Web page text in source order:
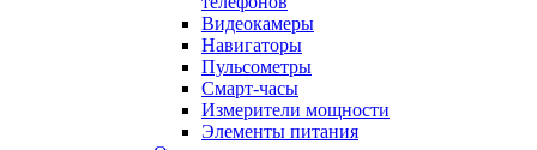
Видеокамеры
Навигаторы
Пульсометры
Смарт-часы
Измерители мощности
Элементы питания